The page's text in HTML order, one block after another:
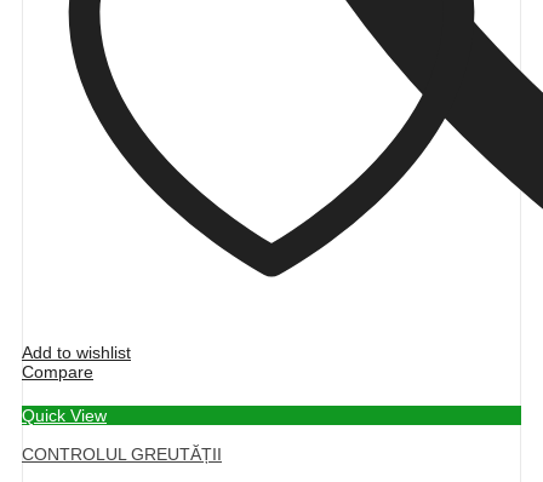
Add to wishlist
Compare
Quick View
CONTROLUL GREUTĂȚII